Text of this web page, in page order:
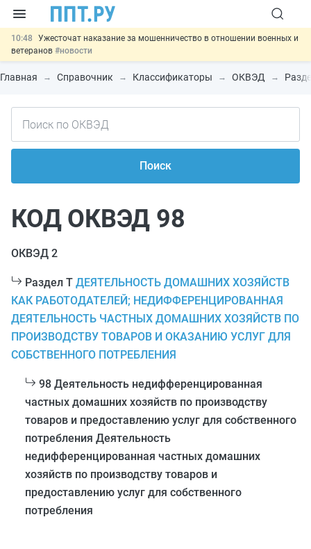
10:48
Ужесточат наказание за мошенничество в отношении военных и
ветеранов #новости
10:00 Введут маркировку и идентификацию игроков в видеоиграх
#новости
#новости
11:31
отношений#новости
Главная Справочник Классификаторы ОКВЭД
Поиск
КОД ОКВЭД 98
ОКВЭД 2
Раздел T ДЕЯТЕЛЬНОСТЬ ДОМАШНИХ ХОЗЯЙСТВ
КАК РАБОТОДАТЕЛЕЙ; НЕДИФФЕРЕНЦИРОВАННАЯ
ДЕЯТЕЛЬНОСТЬ ЧАСТНЫХ ДОМАШНИХ ХОЗЯЙСТВ ПО
ПРОИЗВОДСТВУ ТОВАРОВ И ОКАЗАНИЮ УСЛУГ ДЛЯ
СОБСТВЕННОГО ПОТРЕБЛЕНИЯ
98 Деятельность недифференцированная
частных домашних хозяйств по производству
товаров и предоставлению услуг для собственного
потребления Деятельность
недифференцированная частных домашних
хозяйств по производству товаров и
предоставлению услуг для собственного
потребления